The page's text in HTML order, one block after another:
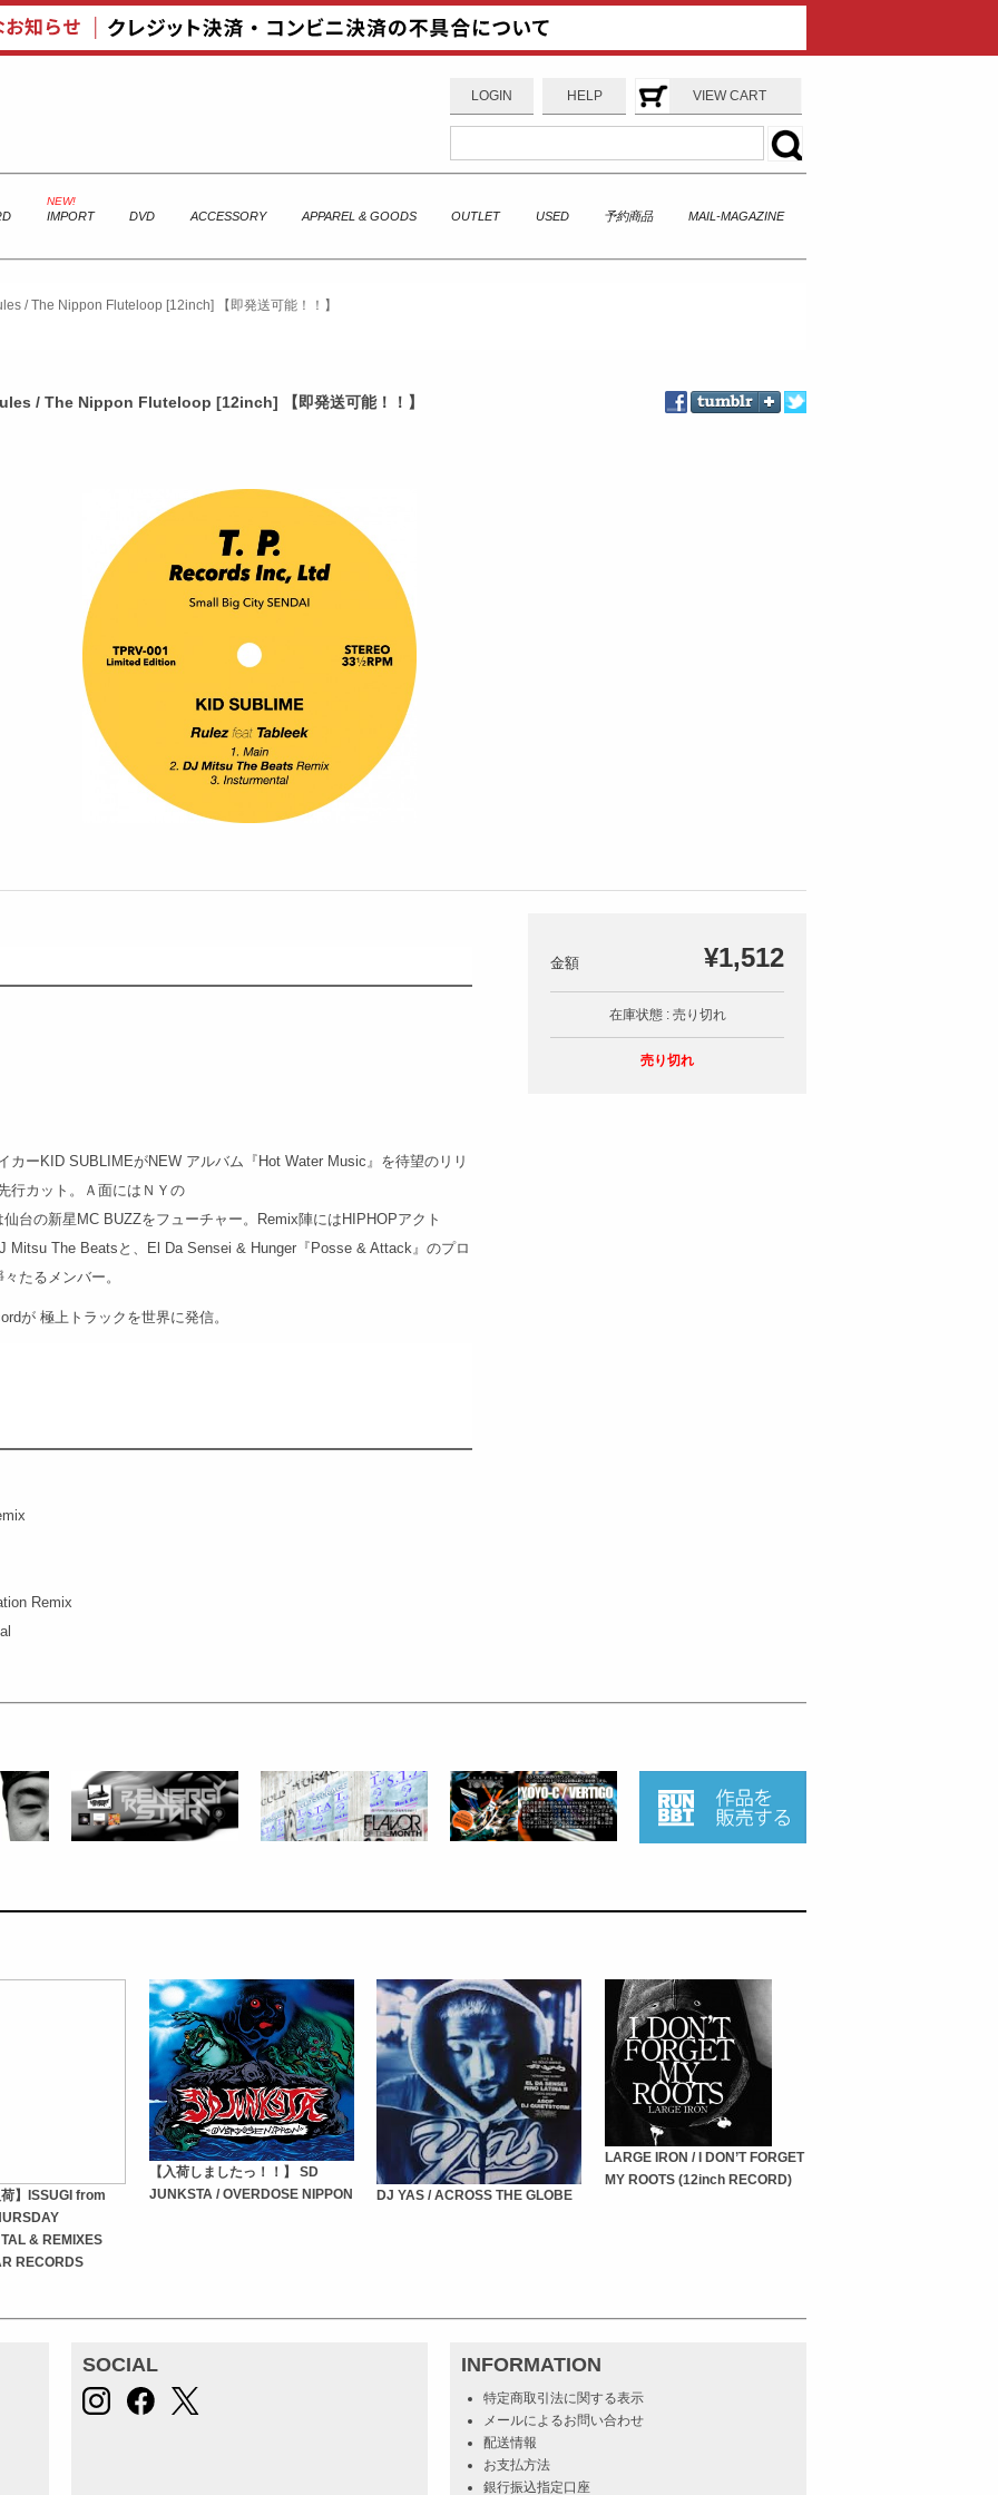
LOGIN HELP VIEW CART
IMPORT DVD ACCESSORY APPAREL & GOODS OUTLET USED 予約商品 MAIL-MAGAZINE
/ The Nippon Fluteloop [12inch] 【即発送可能！！】
/ The Nippon Fluteloop [12inch] 【即発送可能！！】
¥1,512
在庫状態 : 売り切れ
売り切れ
カーKID SUBLIMEがNEW アルバム『Hot Water Music』を待望のリリ
行カット。Ａ面にはＮＹの
台の新星MC BUZZをフューチャー。Remix陣にはHIPHOPアクト
Mitsu The Beatsと、El Da Sensei & Hunger『Posse & Attack』のプロ
たるメンバー。
が 極上トラックを世界に発信。
Remix
】ISSUGI from
& REMIXES
RECORDS
【入荷しましたっ！！】 SD
JUNKSTA / OVERDOSE NIPPON
DJ YAS / ACROSS THE GLOBE
LARGE IRON / I DON’T FORGET
MY ROOTS (12inch RECORD)
SOCIAL INFORMATION
特定商取引法に関する表示
メールによるお問い合わせ
配送情報
お支払方法
銀行振込指定口座